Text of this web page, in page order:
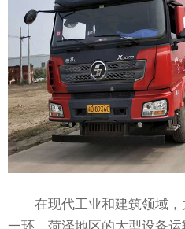
在现代工业和建筑领域，